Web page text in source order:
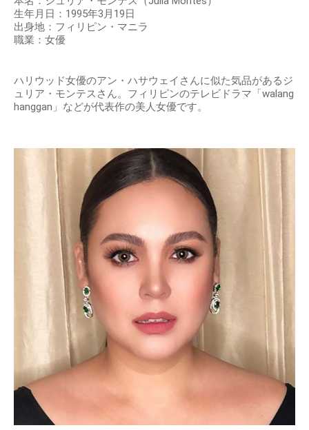
生年月日：1995年3月19日
出身地：フィリピン・マニラ
職業：女優
ハリウッド女優のアン・ハサウェイさんに似た気品があるジ
ュリア・モンテスさん。フィリピンのテレビドラマ「walang
hanggan」などが代表作の美人女優です。